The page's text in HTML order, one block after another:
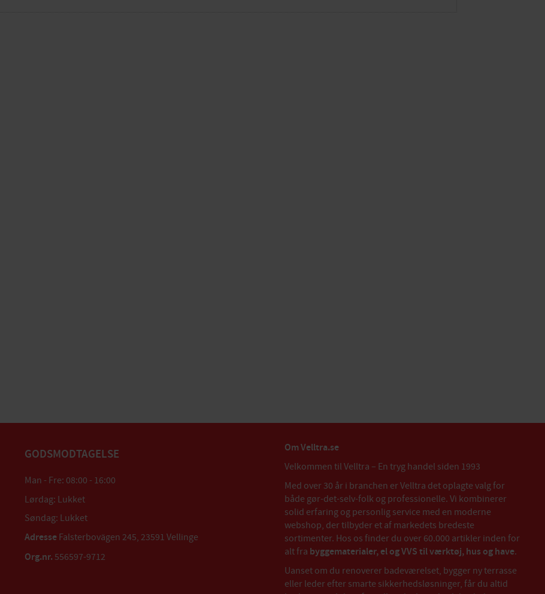
GODSMODTAGELSE
Man - Fre: 08:00 - 16:00
Lørdag: Lukket
Søndag: Lukket
AdresseFalsterbovägen 245, 23591 Vellinge
Org.nr. 556597-9712
Om Velltra.se
Velkommen til Velltra – En tryg handel siden 1993
Med over 30 år i branchen er Velltra det oplagte valg for
både gør-det-selv-folk og professionelle. Vi kombinerer
solid erfaring og personlig service med en moderne
webshop, der tilbyder et af markedets bredeste
sortimenter. Hos os finder du over 60.000 artikler inden for
alt fra byggematerialer, el og VVS til værktøj, hus og have.
Uanset om du renoverer badeværelset, bygger ny terrasse
eller leder efter smarte sikkerhedsløsninger, får du altid